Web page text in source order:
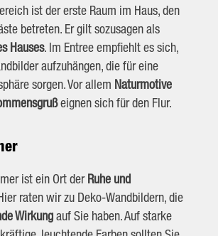
ist der erste Raum im Haus, den
betreten. Er gilt sozusagen als
Hauses. Im Entree empfiehlt es sich,
aufzuhängen, die für eine
sorgen. Vor allem Naturmotive
eignen sich für den Flur.
ist ein Ort derRuhe und
raten wir zu Deko-Wandbildern, die
Wirkungauf Sie haben. Auf starke